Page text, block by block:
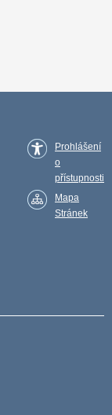
Prohlášení
o
přístupnosti
Mapa
Stránek